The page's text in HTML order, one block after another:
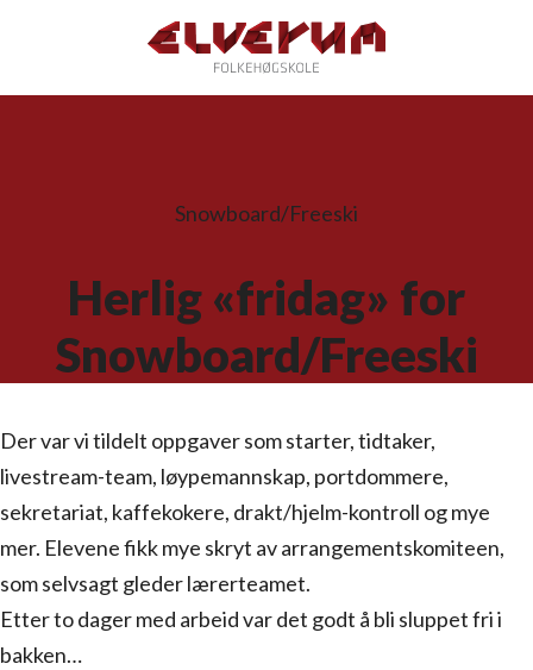
Snowboard/Freeski
Herlig «fridag» for
Snowboard/Freeski
Der var vi tildelt oppgaver som starter, tidtaker,
livestream-team, løypemannskap, portdommere,
sekretariat, kaffekokere, drakt/hjelm-kontroll og mye
mer. Elevene fikk mye skryt av arrangementskomiteen,
som selvsagt gleder lærerteamet.
Etter to dager med arbeid var det godt å bli sluppet fri i
bakken…